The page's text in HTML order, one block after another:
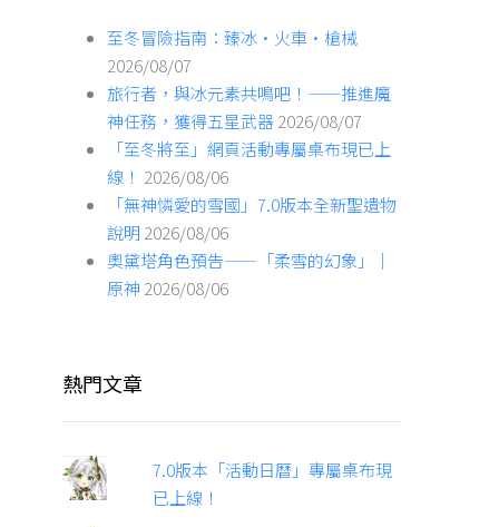
至冬冒險指南：臻冰·火車·槍械
2026/08/07
旅行者，與冰元素共鳴吧！——推進魔
神任務，獲得五星武器2026/08/07
「至冬將至」網頁活動專屬桌布現已上
線！ 2026/08/06
「無神憐愛的雪國」7.0版本全新聖遺物
說明 2026/08/06
奧黛塔角色預告——「柔雪的幻象」｜
原神 2026/08/06
熱門文章
7.0版本「活動日曆」專屬桌布現
已上線！